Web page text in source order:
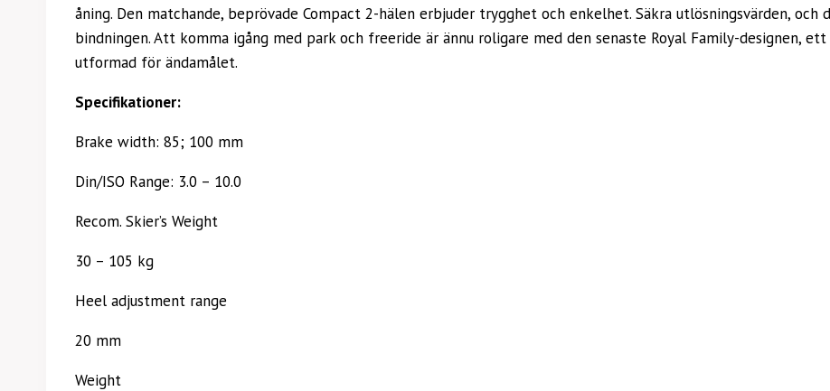
åning. Den matchande, beprövade Compact 2-hälen erbjuder trygghet och enkelhet. Säkra utlösningsvärden,
bindningen. Att komma igång med park och freeride är ännu roligare med den senaste Royal Family-
utformad för ändamålet.
Specifikationer:
Brake width: 85; 100 mm
Din/ISO Range: 3.0 – 10.0
Recom. Skier’s Weight
30 – 105 kg
Heel adjustment range
20 mm
Weight